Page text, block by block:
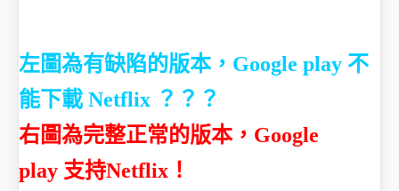
左圖為有缺陷的版本，Google play 不
能下載 Netflix ？？？
右圖為完整正常的版本， Google
play 支持Netflix！